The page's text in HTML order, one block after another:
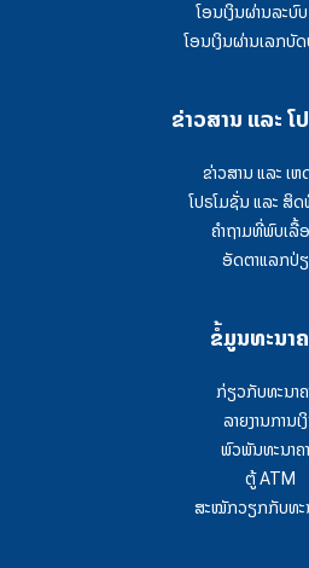
ໂອນເງິນຜ່ານລະບົ
ໂອນເງິນຜ່ານເລກບັດ
ຂ່າວສານ ແລະ ໂ
ຂ່າວສານ ແລະ ເຫ
ໂປຣໂມຊັ່ນ ແລະ ສິ
ຄໍາຖາມທີ່ພົບເລື້
ອັດຕາແລກປ່
ຂໍ້ມູນທະນາ
ກ່ຽວກັບທະນາຄ
ລາຍງານການເ
ພົວພັນທະນາຄ
ຕູ້ ATM
ສະໝັກວຽກກັບທະ